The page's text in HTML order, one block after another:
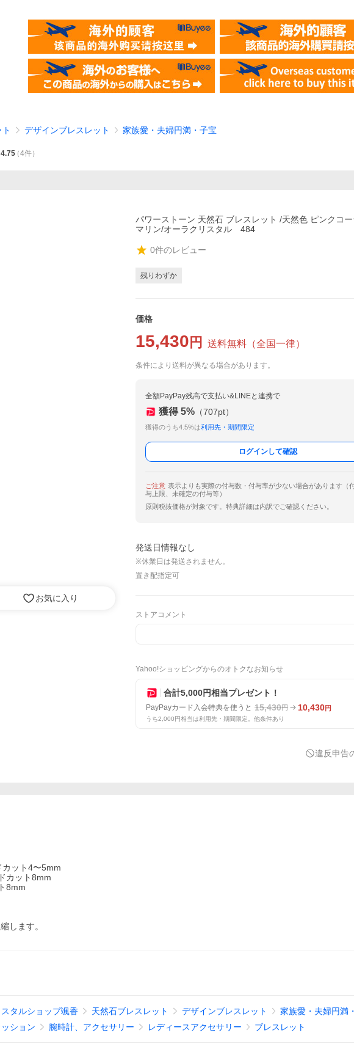
デザインブレスレット 家族愛・夫婦円満・子宝
4.75（4件）
お気に入り
パワーストーン 天然石 ブレスレット /天然色 ピンクコ
マリン/オーラクリスタル 484
0件のレビュー
残りわずか
価格
15,430 円 送料無料 （全国一律）
条件により送料が異なる場合があります。
全額PayPay残高で支払い&LINEと連携で
獲得 5% （707pt）
獲得のうち4.5%は利用先・期間限定
ログインして確認
ご注意 表示よりも実際の付与数・付与率が少ない場合があります（
与上限、未確定の付与等）
原則税抜価格が対象です。特典詳細は内訳でご確認ください。
発送日情報なし
※休業日は発送されません。
置き配指定可
ストアコメント
Yahoo!ショッピングからのオトクなお知らせ
合計5,000円相当プレゼント！
PayPayカード入会特典を使うと 15,430円 10,430円
うち2,000円相当は利用先・期間限定。他条件あり
違反申告
ット4〜5mm
カット8mm
8mm
します。
タルショップ颯香 天然石ブレスレット デザインブレスレット
家族愛・夫婦円満
ション
腕時計、アクセサリー レディースアクセサリー ブレスレット